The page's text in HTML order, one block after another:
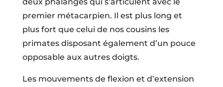
premier métacarpien. Il est plus long et
plus fort que celui de nos cousins les
primates disposant également d’un pouce
opposable aux autres doigts.
Les mouvements de flexion et d’extension